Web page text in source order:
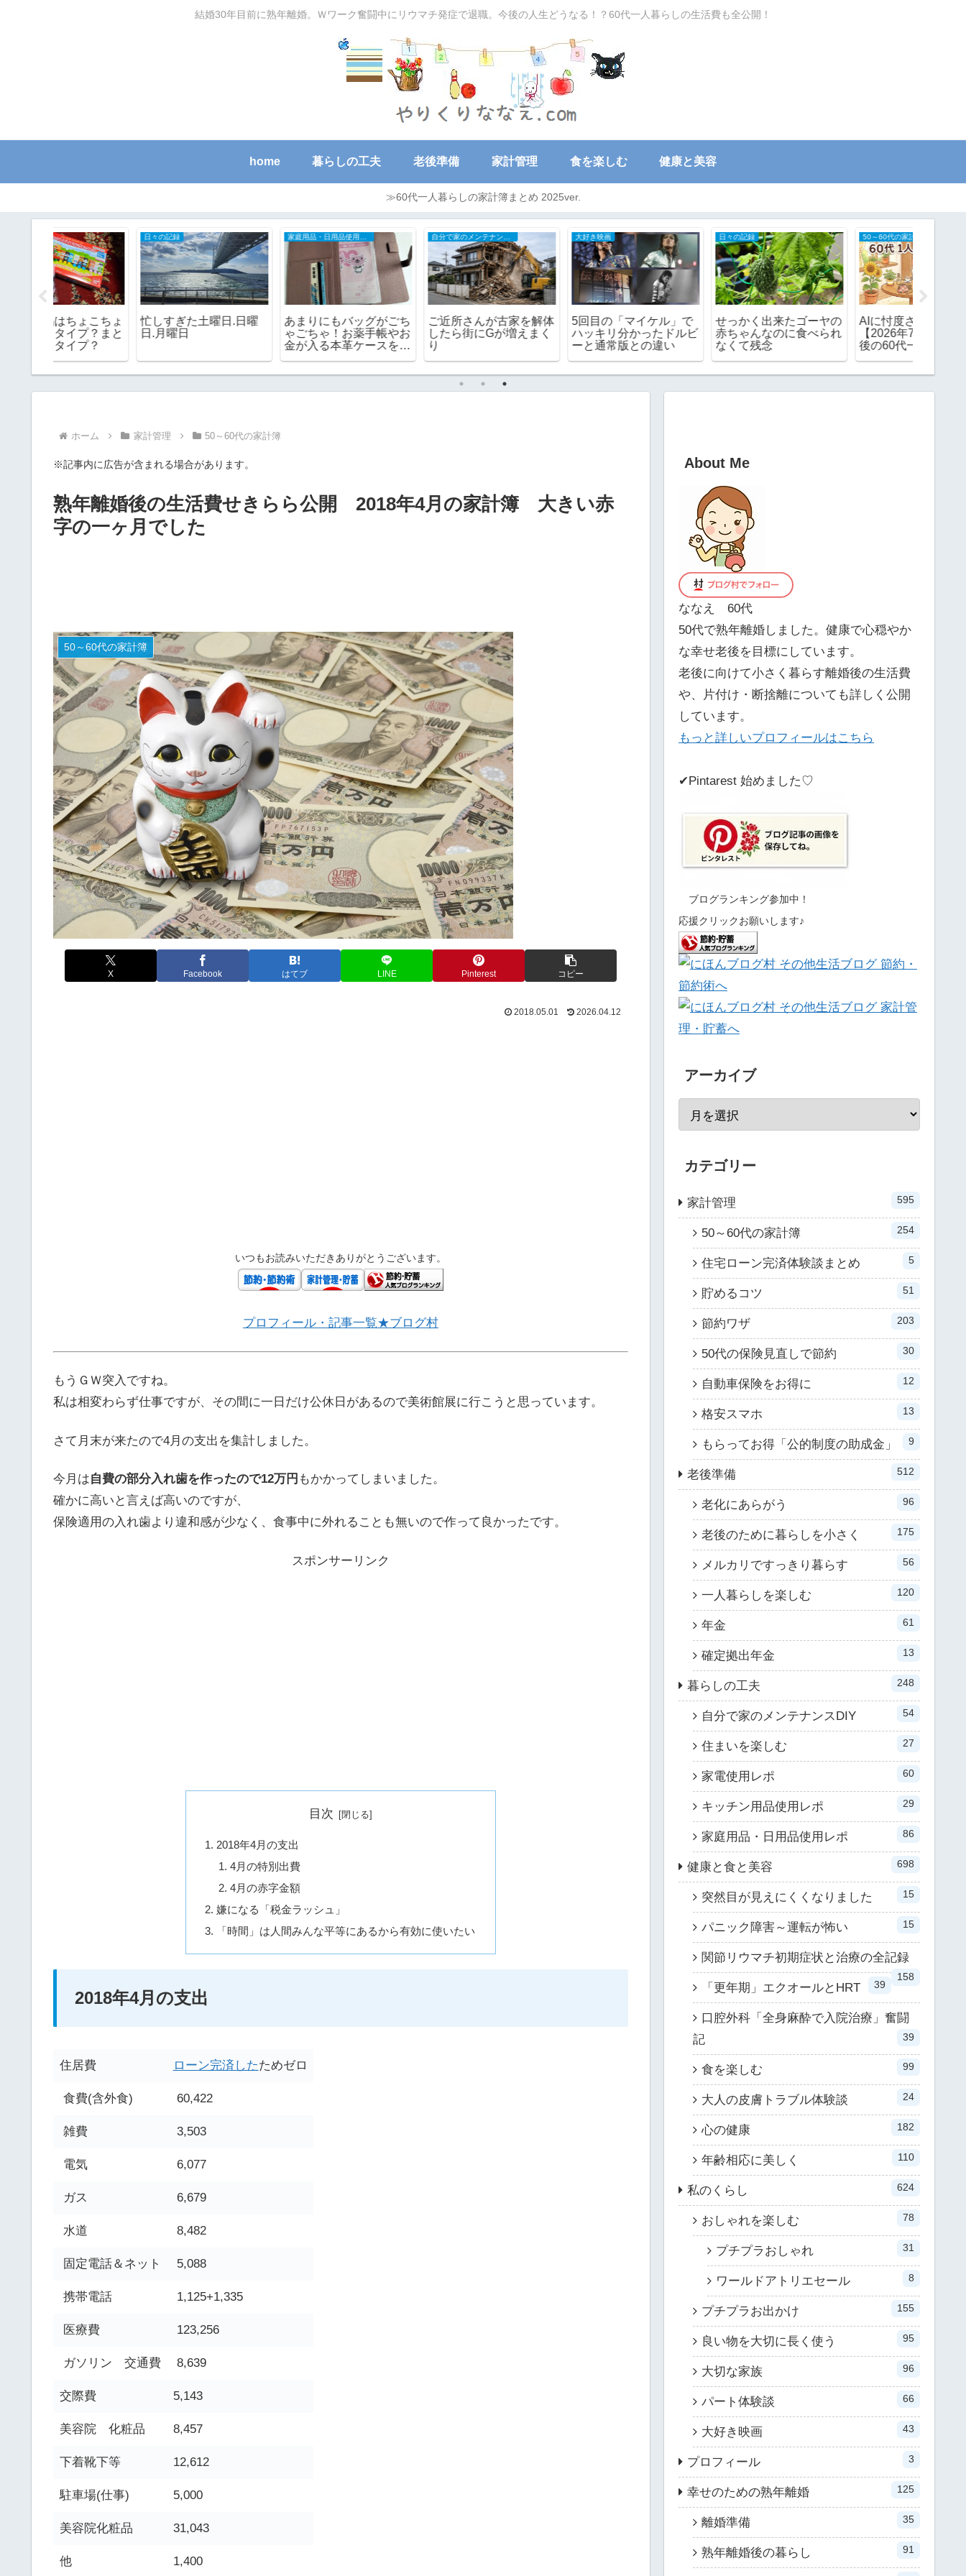
結婚30年目前に熟年離婚。Ｗワーク奮闘中にリウマチ発症で退職。今後の人生どうなる！？60代一人暮らしの生活費も全公開！
home 暮らしの工夫 老後準備 家計管理 食を楽しむ 健康と美容
≫60代一人暮らしの家計簿まとめ 2025ver.
日々の記録
忙しすぎた土曜日.日曜
日.月曜日
あまりにもバッグがごち
ゃごちゃ！お薬手帳やお
金が入る本革ケースを使
ってみたらめちゃ便利で
ご近所さんが古家を解体
したら街にGが増えまく
り
大好き映画
5回目の「マイケル」で
ハッキリ分かったドルビ
ーと通常版との違い
日々の記録
せっかく出来たゴーヤの
赤ちゃんなのに食べられ
なくて残念
50～60代の家計簿
AIに忖度された？
【2026年7月】熟年離婚
後の60代一人暮らしの
ホーム 家計管理 50～60代の家計簿
※記事内に広告が含まれる場合があります。
熟年離婚後の生活費せきらら公開 2018年4月の家計簿 大きい赤
字の一ヶ月でした
50～60代の家計簿
X Facebook はてブ LINE Pinterest コピー
2018.05.01 2026.04.12
いつもお読みいただきありがとうございます。
プロフィール・記事一覧★ブログ村
もうＧＷ突入ですね。
私は相変わらず仕事ですが、その間に一日だけ公休日があるので美術館展に行こうと思っています。
さて月末が来たので4月の支出を集計しました。
今月は自費の部分入れ歯を作ったので12万円 もかかってしまいました。
確かに高いと言えば高いのですが、
保険適用の入れ歯より違和感が少なく、食事中に外れることも無いので作って良かったです。
スポンサーリンク
目次
2018年4月の支出
4月の特別出費
4月の赤字金額
嫌になる「税金ラッシュ」
「時間」は人間みんな平等にあるから有効に使いたい
2018年4月の支出
住居費 ローン完済したためゼロ
食費(含外食) 60,422
雑費 3,503
電気 6,077
ガス 6,679
水道 8,482
固定電話＆ネット 5,088
携帯電話 1,125+1,335
医療費 123,256
ガソリン 交通費 8,639
交際費 5,143
美容院 化粧品 8,457
下着靴下等 12,612
駐車場(仕事) 5,000
美容院化粧品 31,043
他 1,400
About Me
ななえ 60代
50代で熟年離婚しました。健康で心穏やか
な幸せ老後を目標にしています。
老後に向けて小さく暮らす離婚後の生活費
や、片付け・断捨離についても詳しく公開
しています。
もっと詳しいプロフィールはこちら
✔Pintarest 始めました♡
ブログランキング参加中！
応援クリックお願いします♪
アーカイブ
カテゴリー
家計管理 595
50～60代の家計簿 254
住宅ローン完済体験談まとめ 5
貯めるコツ 51
節約ワザ 203
50代の保険見直しで節約 30
自動車保険をお得に 12
格安スマホ 13
もらってお得「公的制度の助成金」 9
老後準備 512
老化にあらがう 96
老後のために暮らしを小さく 175
メルカリですっきり暮らす 56
一人暮らしを楽しむ 120
年金 61
確定拠出年金 13
暮らしの工夫 248
自分で家のメンテナンスDIY 54
住まいを楽しむ 27
家電使用レポ 60
キッチン用品使用レポ 29
家庭用品・日用品使用レポ 86
健康と食と美容 698
突然目が見えにくくなりました 15
パニック障害～運転が怖い 15
関節リウマチ初期症状と治療の全記録
158
「更年期」エクオールとHRT 39
口腔外科「全身麻酔で入院治療」奮闘
記
39
食を楽しむ 99
大人の皮膚トラブル体験談 24
心の健康 182
年齢相応に美しく 110
私のくらし 624
おしゃれを楽しむ 78
プチプラおしゃれ 31
ワールドアトリエセール 8
プチプラお出かけ 155
良い物を大切に長く使う 95
大切な家族 96
パート体験談 66
大好き映画 43
プロフィール 3
幸せのための熟年離婚 125
離婚準備 35
熟年離婚後の暮らし 91